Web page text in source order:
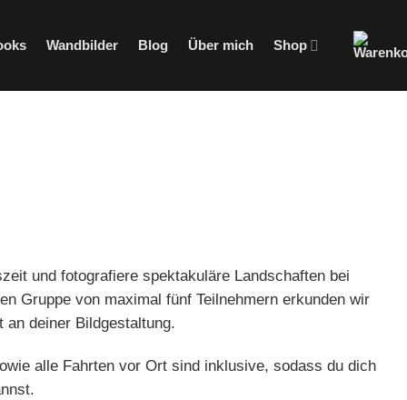
Wandbilder Blog Über mich Shop
und fotografiere spektakuläre Landschaften bei
Gruppe von maximal fünf Teilnehmern erkunden wir
an deiner Bildgestaltung.
alle Fahrten vor Ort sind inklusive, sodass du dich